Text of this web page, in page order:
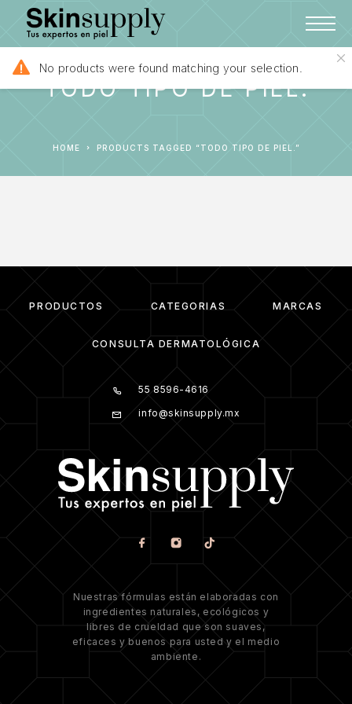
TODO TIPO DE PIEL.
HOME PRODUCTS TAGGED “TODO TIPO DE PIEL.”
PRODUCTOS CATEGORIAS MARCAS
CONSULTA DERMATOLÓGICA
55 8596-4616
info@skinsupply.mx
Nuestras fórmulas están elaboradas con
ingredientes naturales, ecológicos y
libres de crueldad que son suaves,
eficaces y buenos para usted y el medio
ambiente.
No products were found matching your selection.